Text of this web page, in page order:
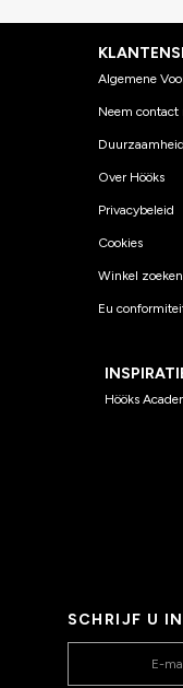
Algemene
Neem contact
Duurzaamheid
Over Hööks
Privacybeleid
Cookies
Winkel zoeken
Eu
Hööks
SCHRIJF U